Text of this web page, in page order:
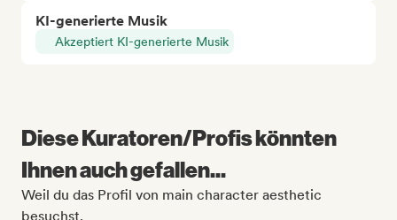
KI-generierte Musik
Akzeptiert KI-generierte Musik
Diese Kuratoren/Profis könnten
Ihnen auch gefallen...
Weil du das Profil von main character aesthetic
besuchst.